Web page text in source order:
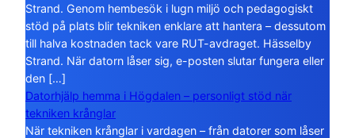
Strand. Genom hembesök i lugn miljö och pedagogiskt
stöd på plats blir tekniken enklare att hantera – dessutom
till halva kostnaden tack vare RUT-avdraget. Hässelby
Strand. När datorn låser sig, e-posten slutar fungera eller
den […]
Datorhjälp hemma i Högdalen – personligt stöd när
tekniken krånglar
När tekniken krånglar i vardagen – från datorer som låser